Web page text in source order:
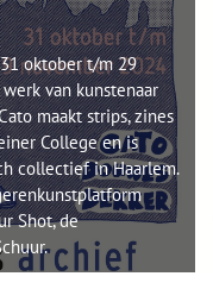
oktober t/m 29
van kunstenaar
maakt strips, zines
College en is
collectief in Haarlem.
Shot, de